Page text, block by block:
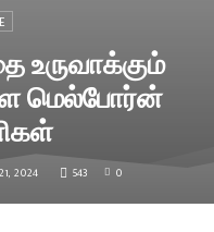
மெல்போர்ன்
2024 543 0